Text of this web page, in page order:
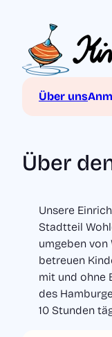
springen
Über uns
Über
Termine
Jobs
Kontakt
Inhalt in
Über
Unsere
Stadtteil
umgeben von
betreuen
mit und ohne
des
10 Stunden